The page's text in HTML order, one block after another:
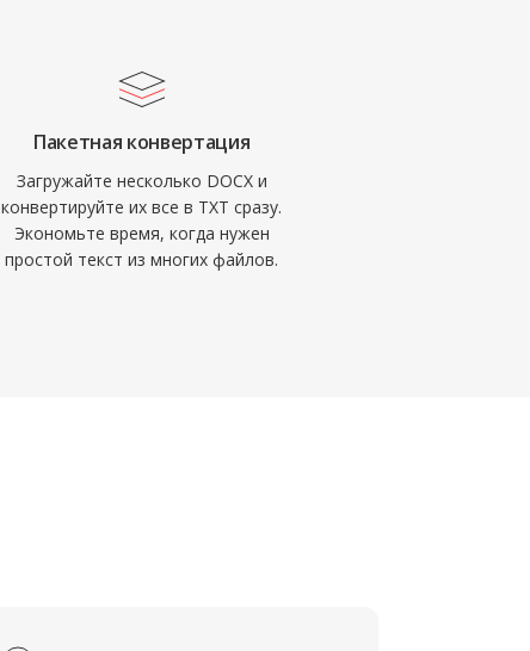
Пакетная конвертация
Загружайте несколько DOCX и
конвертируйте их все в TXT сразу.
Экономьте время, когда нужен
простой текст из многих файлов.